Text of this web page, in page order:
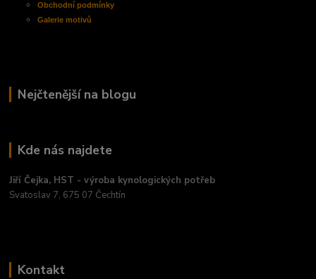
Obchodnípodmínky
Galerie motivů
Nejčtenější na blogu
Kde nás najdete
Jiří Čejka, HST - výroba kynologických potřeb
Svatoslav 7, 675 07 Čechtín
Kontakt